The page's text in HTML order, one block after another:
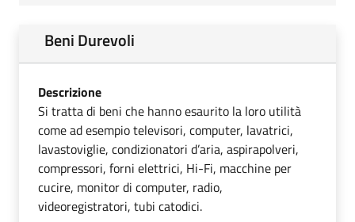
Beni Durevoli
Descrizione
Si tratta di beni che hanno esaurito la loro utilità
come ad esempio televisori, computer, lavatrici,
lavastoviglie, condizionatori d’aria, aspirapolveri,
compressori, forni elettrici, Hi-Fi, macchine per
cucire, monitor di computer, radio,
videoregistratori, tubi catodici.